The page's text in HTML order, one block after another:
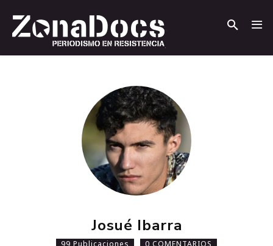
Josué Ibarra
99 Publicaciones 0 COMENTARIOS